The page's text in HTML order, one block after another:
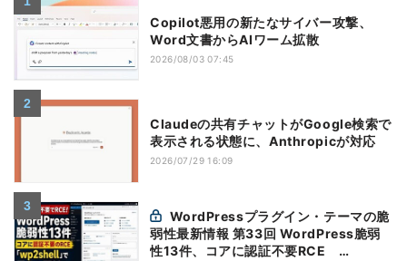
Copilot悪用の新たなサイバー攻撃、
Word文書からAIワーム拡散
2026/08/03 07:45
Claudeの共有チャットがGoogle検索で
表示される状態に、Anthropicが対応
2026/07/29 16:09
弱性最新情報 第33回 WordPress脆弱
性13件、コアに認証不要RCE